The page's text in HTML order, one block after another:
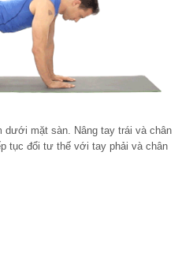
dưới mặt sàn. Nâng tay trái và chân
tục đổi tư thế với tay phải và chân